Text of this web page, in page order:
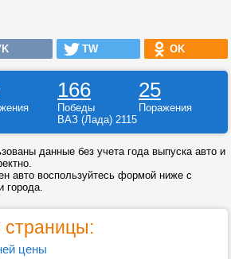
TW OK
166 25
Победы
Поражения
ВАЗ (Лада) 2115
данные без учета года выпуска авто и
авто воспользуйтесь формой ниже с
города.
цены